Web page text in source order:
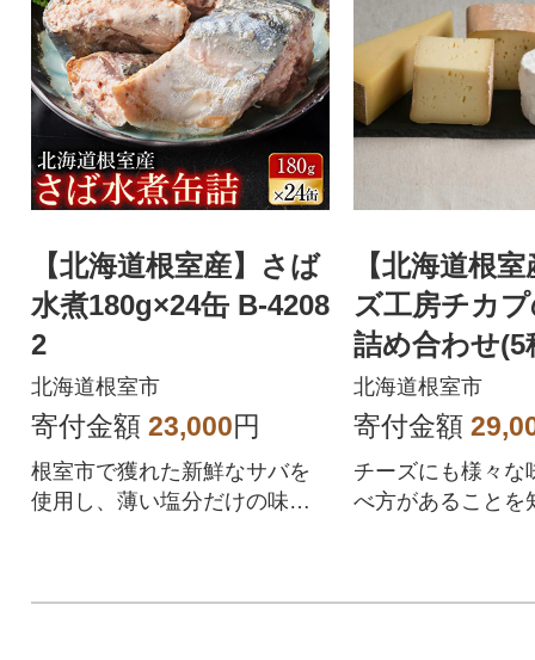
【北海道根室産】さば
水煮180g×24缶 B-4208
2
北海道根室市
寄付金額 23,000円
根室市で獲れた新鮮なサバを
使用し、薄い塩分だけの味付
【北海道根
ズ工房チカ
詰め合わせ(5
ト) C-34001
北海道根室市
寄付金額
チーズにも様々な
べ方があることを